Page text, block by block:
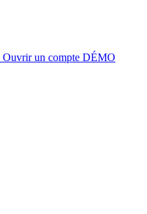
Ouvrir un compte DÉMO